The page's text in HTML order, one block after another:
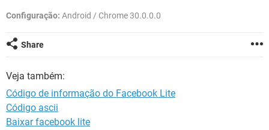
Configuração: Android / Chrome 30.0.0.0
Share
Veja também:
Código de informação do Facebook Lite
Código ascii
Baixar facebook lite